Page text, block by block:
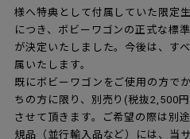
様へ特典として付属していた限定
につき、ボビーワゴンの正式な標
が決定いたしました。今後は、す
属いたします。
既にボビーワゴンをご使用の方で
ちの方に限り、別売り(税抜2,500
させて頂きます。ご希望の際は別途
規品（並行輸入品など）には、当